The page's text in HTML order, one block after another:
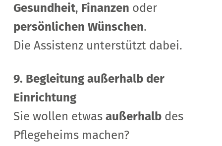
Gesundheit, Finanzen oder
persönlichen Wünschen.
Die Assistenz unterstützt dabei.
9. Begleitung außerhalb der
Einrichtung
Sie wollen etwas außerhalbdes
Pflegeheims machen?